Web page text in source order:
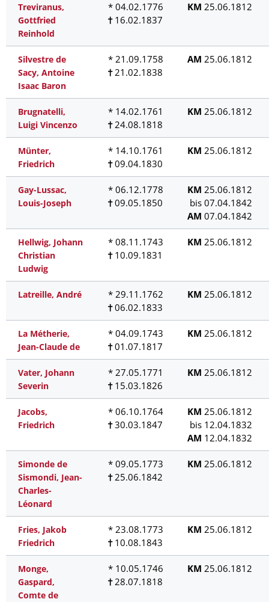
Treviranus,
Gottfried
Reinhold
* 04.02.1776
16.02.1837
KM 25.06.1812
Silvestre de
Sacy, Antoine
Isaac Baron
* 21.09.1758
21.02.1838
AM 25.06.1812
Brugnatelli,
Luigi Vincenzo
* 14.02.1761
24.08.1818
KM 25.06.1812
Münter,
Friedrich
* 14.10.1761
09.04.1830
KM 25.06.1812
Gay-Lussac,
Louis-Joseph
* 06.12.1778
09.05.1850
KM 25.06.1812
bis 07.04.1842
AM 07.04.1842
Hellwig, Johann
Christian
Ludwig
* 08.11.1743
10.09.1831
KM 25.06.1812
Latreille, André
* 29.11.1762
06.02.1833
KM 25.06.1812
La Métherie,
Jean-Claude de
* 04.09.1743
01.07.1817
KM 25.06.1812
Vater, Johann
Severin
* 27.05.1771
15.03.1826
KM 25.06.1812
Jacobs,
Friedrich
* 06.10.1764
30.03.1847
KM 25.06.1812
bis 12.04.1832
AM 12.04.1832
Simonde de
Sismondi, Jean-
Charles-
Léonard
* 09.05.1773
25.06.1842
KM 25.06.1812
Fries, Jakob
Friedrich
* 23.08.1773
10.08.1843
KM 25.06.1812
Monge,
Gaspard,
Comte de
* 10.05.1746
28.07.1818
KM 25.06.1812